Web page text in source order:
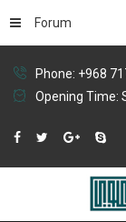
Phone: +968
Opening Time:
Forum